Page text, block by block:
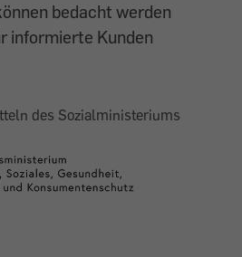
bedacht werden
informierte Kunden
des Sozialministeriums